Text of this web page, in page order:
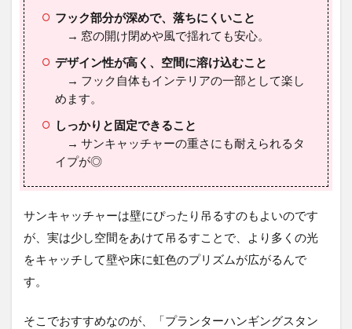
フック部分が深めで、落ちにくいこと
→ 窓の開け閉めや風で揺れても安心。
デザイン性が高く、空間に溶け込むこと
→ フック自体もインテリアの一部として楽し
めます。
しっかりと固定できること
→ サンキャッチャーの重さにも耐えられるタ
イプが◎
サンキャッチャーは壁にぴったり吊るすのもよいのです
が、実は少し空間をあけて吊るすことで、より多くの光
をキャッチして壁や床に虹色のプリズムが広がるんで
す。
そこでおすすめなのが、「プランターハンギングスタン